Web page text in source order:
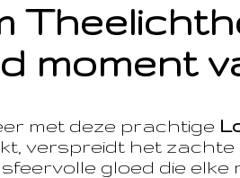
moment
met deze prachtige
verspreidt het zachte
gloed die elke